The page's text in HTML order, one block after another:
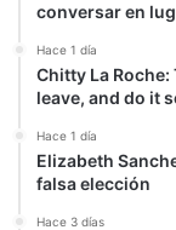
conversar en
Hace 1 día
Chitty La
leave, and do it
Hace 1 día
Elizabeth
falsa elección
Hace 3 días